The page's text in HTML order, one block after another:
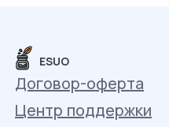
ESUO
Договор-оферта
Центр поддержки